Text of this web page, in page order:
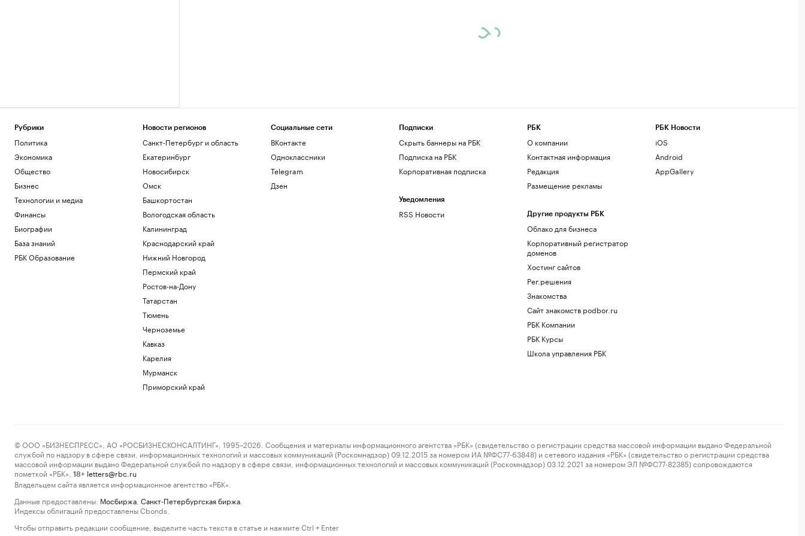
Рубрики
Политика
Экономика
Общество
Бизнес
Технологии и медиа
Финансы
Биографии
База знаний
РБК Образование
Новости регионов
Санкт-Петербург и область
Екатеринбург
Новосибирск
Омск
Башкортостан
Вологодская область
Калининград
Краснодарский край
Нижний Новгород
Пермский край
Ростов-на-Дону
Татарстан
Тюмень
Черноземье
Кавказ
Карелия
Мурманск
Приморский край
Социальные сети
ВКонтакте
Одноклассники
Telegram
Дзен
Подписки
Скрыть баннеры на РБК
Подписка на РБК
Корпоративная подписка
Уведомления
RSS Новости
РБК
О компании
Контактная информация
Редакция
Размещение рекламы
Другие продукты РБК
Облако для бизнеса
Корпоративный регистратор
доменов
Хостинг сайтов
Рег.решения
Знакомства
Сайт знакомств podbor.ru
РБК Компании
РБК Курсы
Школа управления РБК
РБК Новости
iOS
Android
AppGallery
© ООО «БИЗНЕСПРЕСС», АО «РОСБИЗНЕСКОНСАЛТИНГ», 1995–2026. Сообщения и материалы информационного агентства «РБК» (свидетельство о регистрации средства массовой информации выдано Федеральной
службой по надзору в сфере связи, информационных технологий и массовых коммуникаций (Роскомнадзор) 09.12.2015 за номером ИА №ФС77-63848) и сетевого издания «РБК» (свидетельство о регистрации средства
массовой информации выдано Федеральной службой по надзору в сфере связи, информационных технологий и массовых коммуникаций (Роскомнадзор) 03.12.2021 за номером ЭЛ №ФС77-82385) сопровождаются
пометкой «РБК».
18+ letters@rbc.ru
Владельцем сайта является информационное агентство «РБК».
Данные предоставлены: Мосбиржа Санкт-Петербургская биржа
Индексы облигаций предоставлены Cbonds.
Чтобы отправить редакции сообщение, выделите часть текста в статье и нажмите Ctrl + Enter